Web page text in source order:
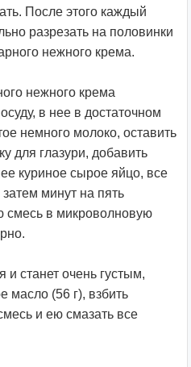
После этого каждый
разрезать на половинки
нежного крема.
нежного крема
в нее в достаточном
немного молоко, оставить
для глазури, добавить
куриное сырое яйцо, все
минут на пять
смесь в микроволновую
и станет очень густым,
масло (56 г), взбить
и ею смазать все